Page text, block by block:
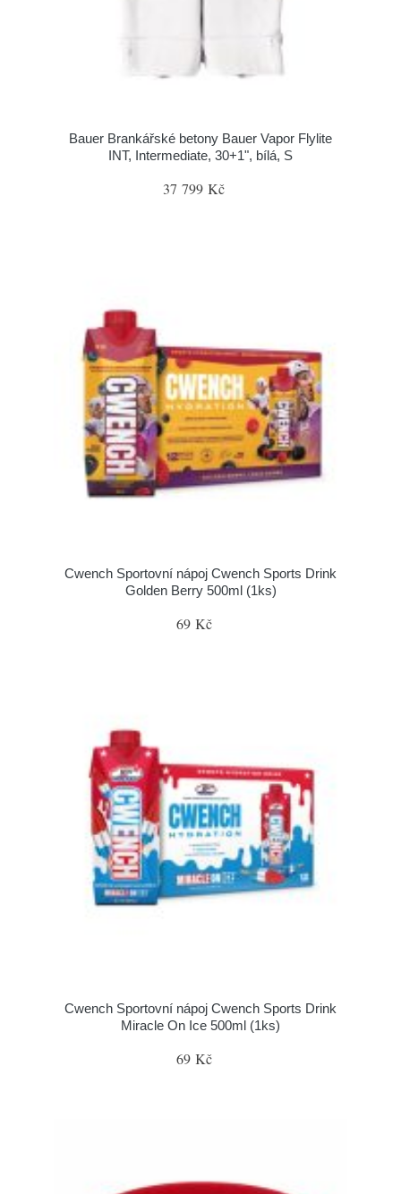
Bauer Brankářské betony Bauer Vapor Flylite
INT, Intermediate, 30+1", bílá, S
37 799 Kč
Cwench Sportovní nápoj Cwench Sports Drink
Golden Berry 500ml (1ks)
69 Kč
Cwench Sportovní nápoj Cwench Sports Drink
Miracle On Ice 500ml (1ks)
69 Kč